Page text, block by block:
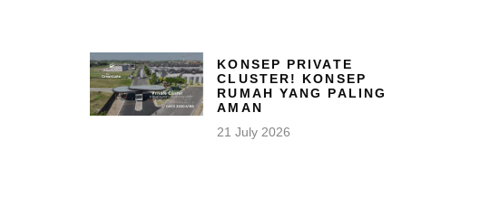
KONSEP PRIVATE
CLUSTER! KONSEP
RUMAH YANG PALING
AMAN
21 July 2026